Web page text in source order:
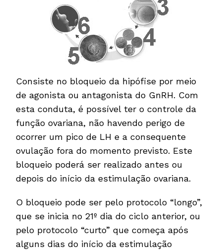
Consiste no bloqueio da hipófise por meio
de agonista ou antagonista do GnRH. Com
esta conduta, é possível ter o controle da
função ovariana, não havendo perigo de
ocorrer um pico de LH e a consequente
ovulação fora do momento previsto. Este
bloqueio poderá ser realizado antes ou
depois do início da estimulação ovariana.
O bloqueio pode ser pelo protocolo “longo”,
que se inicia no 21º dia do ciclo anterior, ou
pelo protocolo “curto” que começa após
alguns dias do início da estimulação